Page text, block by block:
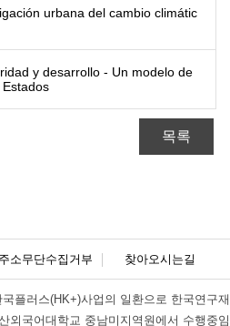
urbana del cambio climátic
y desarrollo - Un modelo de
목록
소무단수집거부 찾아오시는길
플러스(HK+)사업의 일환으로 한국연구재
외국어대학교 중남미지역원에서 수행중임